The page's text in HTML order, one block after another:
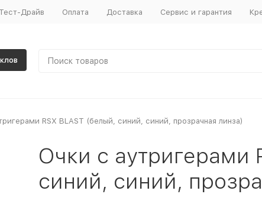
Тест-Драйв Оплата Доставка Сервис и гарантия
RSX BLAST (белый, синий, синий, прозрачная линза)
Очки с аутригерами
синий, синий,